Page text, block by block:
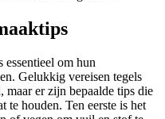
essentieel om hun
Gelukkig vereisen tegels
maar er zijn bepaalde tips die
te houden. Ten eerste is het